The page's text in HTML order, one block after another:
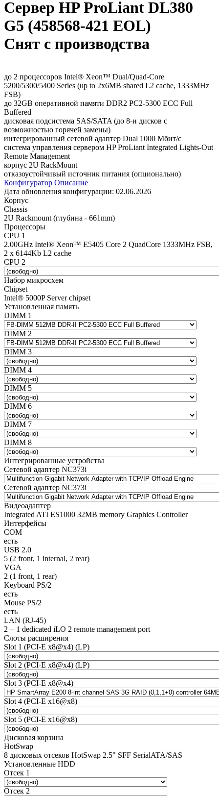
Сервер HP ProLiant DL380
G5 (458568-421 EOL)
Снят с производства
до 2 процессоров Intel® Xeon™ Dual/Quad-Core
5200/5300/5400 Series (up to 2x6MB shared L2 cache, 1333MHz
FSB)
до 32GB оперативной памяти DDR2 PC2-5300 ECC Full
Buffered
дисковая подсистема SAS/SATA (до 8-и дисков с
возможностью горячей замены)
интегрированный сетевой адаптер Dual 1000 Мбит/с
система управления сервером HP ProLiant Integrated Lights-Out
Remote Management
корпус 2U RackMount
отказоустойчивый источник питания (опционально)
Конфигуратор Описание
Дата обновления конфигурации: 02.06.2026
Корпус
Chassis
2U Rackmount (глубина - 661mm)
Процессоры
CPU 1
2.00GHz Intel® Xeon™ E5405 Core 2 QuadCore 1333MHz FSB,
2 x 6144Kb L2 cache
CPU 2
Набор микросхем
Chipset
Intel® 5000P Server chipset
Установленная память
DIMM 1
DIMM 2
DIMM 3
DIMM 4
DIMM 5
DIMM 6
DIMM 7
DIMM 8
Интегрированные устройства
Сетевой адаптер NC373i
Сетевой адаптер NC373i
Видеоадаптер
Integrated ATI ES1000 32MB memory Graphics Controller
Интерфейсы
COM
есть
USB 2.0
5 (2 front, 1 internal, 2 rear)
VGA
2 (1 front, 1 rear)
Keyboard PS/2
есть
Mouse PS/2
есть
LAN (RJ-45)
2 + 1 dedicated iLO 2 remote management port
Слоты расширения
Slot 1 (PCI-E x8@x4) (LP)
Slot 2 (PCI-E x8@x4) (LP)
Slot 3 (PCI-E x8@x4)
Slot 4 (PCI-E x16@x8)
Slot 5 (PCI-E x16@x8)
Дисковая корзина
HotSwap
8 дисковых отсеков HotSwap 2.5" SFF SerialATA/SAS
Установленные HDD
Отсек 1
Отсек 2